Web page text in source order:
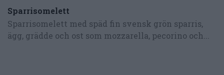
Sparrisomelett
Sparrisomelett med späd fin svensk grön sparris,
ägg, grädde och ost som mozzarella, pecorino och...